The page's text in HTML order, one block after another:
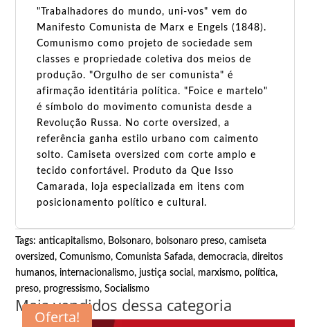
"Trabalhadores do mundo, uni-vos" vem do
Manifesto Comunista de Marx e Engels (1848).
Comunismo como projeto de sociedade sem
classes e propriedade coletiva dos meios de
produção. "Orgulho de ser comunista" é
afirmação identitária política. "Foice e martelo"
é símbolo do movimento comunista desde a
Revolução Russa. No corte oversized, a
referência ganha estilo urbano com caimento
solto. Camiseta oversized com corte amplo e
tecido confortável. Produto da Que Isso
Camarada, loja especializada em itens com
posicionamento político e cultural.
Tags:anticapitalismo, Bolsonaro, bolsonaro preso,camiseta
oversized,Comunismo,Comunista Safada,democracia,direitos
humanos,internacionalismo,justiça social, marxismo, política,
preso, progressismo,Socialismo
Mais vendidos dessa categoria
Oferta!